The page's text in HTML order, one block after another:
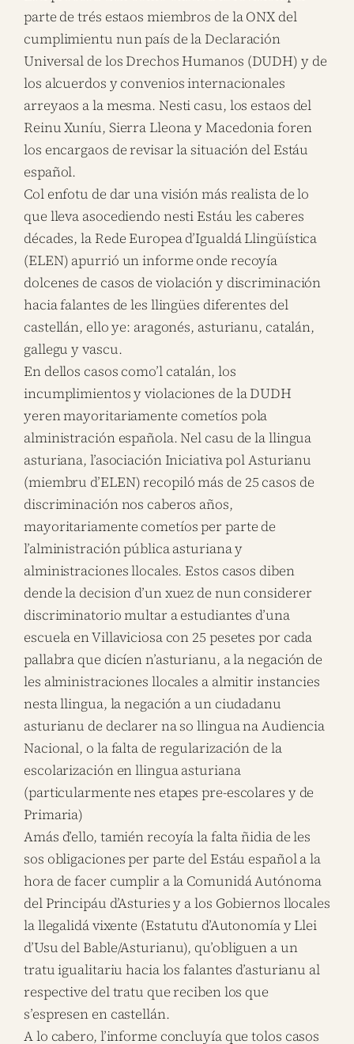
parte de trés estaos miembros de la ONX del
cumplimientu nun país de la Declaración
Universal de los Drechos Humanos (DUDH) y de
los alcuerdos y convenios internacionales
arreyaos a la mesma. Nesti casu, los estaos del
Reinu Xuníu, Sierra Lleona y Macedonia foren
los encargaos de revisar la situación del Estáu
español.
Col enfotu de dar una visión más realista de lo
que lleva asocediendo nesti Estáu les caberes
décades, la Rede Europea d’Igualdá Llingüística
(ELEN) apurrió un informe onde recoyía
dolcenes de casos de violación y discriminación
hacia falantes de les llingües diferentes del
castellán, ello ye: aragonés, asturianu, catalán,
gallegu y vascu.
En dellos casos como’l catalán, los
incumplimientos y violaciones de la DUDH
yeren mayoritariamente cometíos pola
alministración española. Nel casu de la llingua
asturiana, l’asociación Iniciativa pol Asturianu
(miembru d’ELEN) recopiló más de 25 casos de
discriminación nos caberos años,
mayoritariamente cometíos per parte de
l’alministración pública asturiana y
alministraciones llocales. Estos casos diben
dende la decision d’un xuez de nun considerer
discriminatorio multar a estudiantes d’una
escuela en Villaviciosa con 25 pesetes por cada
pallabra que dicíen n’asturianu, a la negación de
les alministraciones llocales a almitir instancies
nesta llingua, la negación a un ciudadanu
asturianu de declarer na so llingua na Audiencia
Nacional, o la falta de regularización de la
escolarización en llingua asturiana
(particularmente nes etapes pre-escolares y de
Primaria)
Amás d’ello, tamién recoyía la falta ñidia de les
sos obligaciones per parte del Estáu español a la
hora de facer cumplir a la Comunidá Autónoma
del Principáu d’Asturies y a los Gobiernos llocales
la llegalidá vixente (Estatutu d’Autonomía y Llei
d’Usu del Bable/Asturianu), qu’obliguen a un
tratu igualitariu hacia los falantes d’asturianu al
respective del tratu que reciben los que
s’espresen en castellán.
A lo cabero, l’informe concluyía que tolos casos